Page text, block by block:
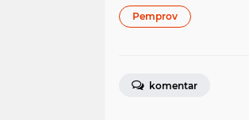
Pemprov
komentar